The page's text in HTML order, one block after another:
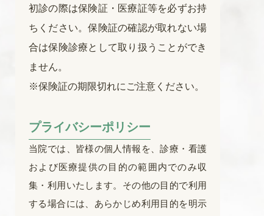
初診の際は保険証・医療証等を必ずお持
ちください。保険証の確認が取れない場
合は保険診療として取り扱うことができ
ません。
※保険証の期限切れにご注意ください。
プライバシーポリシー
当院では、皆様の個人情報を、診療・看護
および医療提供の目的の範囲内でのみ収
集・利用いたします。その他の目的で利用
する場合には、あらかじめ利用目的を明示